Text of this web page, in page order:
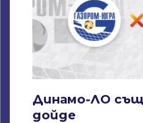
Динамо-ЛО
дойде